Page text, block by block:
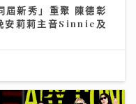
屆新秀」重聚 陳德彰
安莉莉主音Sinnie及